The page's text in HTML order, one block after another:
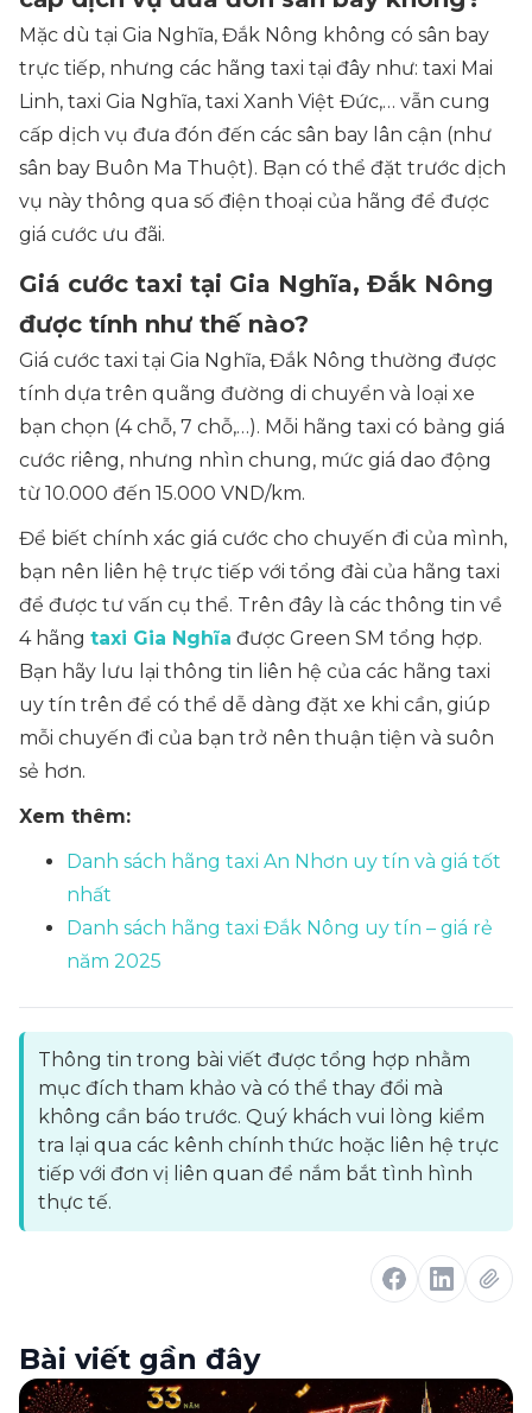
Mặc dù tại Gia Nghĩa, Đắk Nông không có sân bay
trực tiếp, nhưng các hãng taxi tại đây như: taxi Mai
Linh, taxi Gia Nghĩa, taxi Xanh Việt Đức,… vẫn cung
cấp dịch vụ đưa đón đến các sân bay lân cận (như
sân bay Buôn Ma Thuột). Bạn có thể đặt trước dịch
vụ này thông qua số điện thoại của hãng để được
giá cước ưu đãi.
Giá cước taxi tại Gia Nghĩa, Đắk Nông
được tính như thế nào?
Giá cước taxi tại Gia Nghĩa, Đắk Nông thường được
tính dựa trên quãng đường di chuyển và loại xe
bạn chọn (4 chỗ, 7 chỗ,…). Mỗi hãng taxi có bảng giá
cước riêng, nhưng nhìn chung, mức giá dao động
từ 10.000 đến 15.000 VND/km.
Để biết chính xác giá cước cho chuyến đi của mình,
bạn nên liên hệ trực tiếp với tổng đài của hãng taxi
để được tư vấn cụ thể. Trên đây là các thông tin về
4 hãng taxi Gia Nghĩa được Green SM tổng hợp.
Bạn hãy lưu lại thông tin liên hệ của các hãng taxi
uy tín trên để có thể dễ dàng đặt xe khi cần, giúp
mỗi chuyến đi của bạn trở nên thuận tiện và suôn
sẻ hơn.
Xem thêm:
Danh sách hãng taxi An Nhơn uy tín và giá tốt
nhất
Danh sách hãng taxi Đắk Nông uy tín – giá rẻ
năm 2025
Thông tin trong bài viết được tổng hợp nhằm
mục đích tham khảo và có thể thay đổi mà
không cần báo trước. Quý khách vui lòng kiểm
tra lại qua các kênh chính thức hoặc liên hệ trực
tiếp với đơn vị liên quan để nắm bắt tình hình
thực tế.
Bài viết gần đây